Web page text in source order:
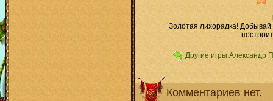
Золотая лихорадка! Добывай
Другие игры Александр
Комментариев нет.